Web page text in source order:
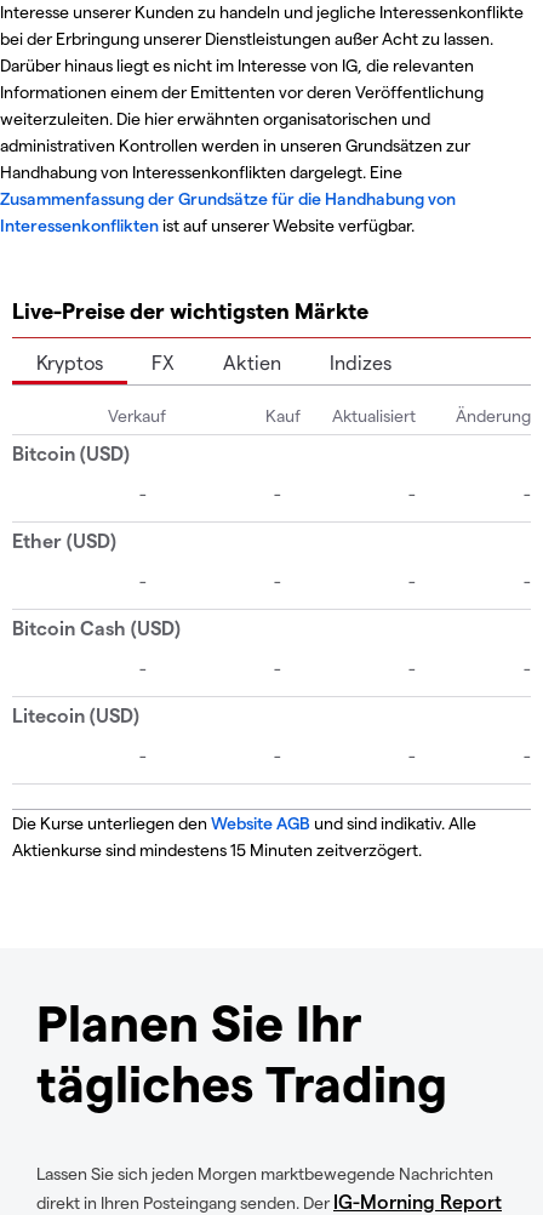
Interesse unserer Kunden zu handeln und jegliche Interessenkonflikte
bei der Erbringung unserer Dienstleistungen außer Acht zu lassen.
Darüber hinaus liegt es nicht im Interesse von IG, die relevanten
Informationen einem der Emittenten vor deren Veröffentlichung
weiterzuleiten. Die hier erwähnten organisatorischen und
administrativen Kontrollen werden in unseren Grundsätzen zur
Handhabung von Interessenkonflikten dargelegt. Eine
Zusammenfassung der Grundsätze für die Handhabung von
Interessenkonfliktenist auf unserer Website verfügbar.
Live-Preise der wichtigsten Märkte
Kryptos FX Aktien Indizes
Die Kurse unterliegen den Website AGB und sind indikativ. Alle
Aktienkurse sind mindestens 15 Minuten zeitverzögert.
Planen Sie Ihr
tägliches Trading
Lassen Sie sich jeden Morgen marktbewegende Nachrichten
direkt in Ihren Posteingang senden. Der IG-Morning Report